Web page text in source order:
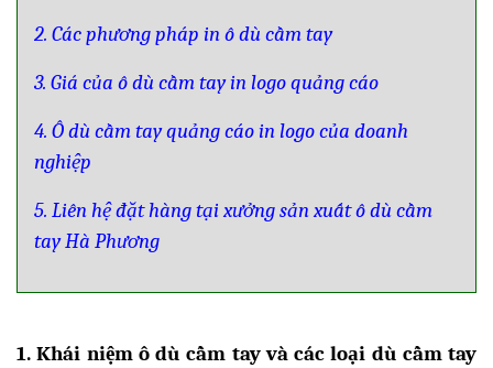
2. Các phương pháp in ô dù cầm tay
3. Giá của ô dù cầm tay in logo quảng cáo
4. Ô dù cầm tay quảng cáo in logo của doanh
nghiệp
5. Liên hệ đặt hàng tại xưởng sản xuất ô dù cầm
tay Hà Phương
1. Khái niệm ô dù cầm tay và các loại dù cầm tay